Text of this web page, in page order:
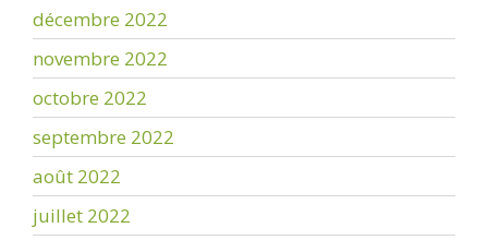
décembre 2022
novembre 2022
octobre 2022
septembre 2022
août 2022
juillet 2022